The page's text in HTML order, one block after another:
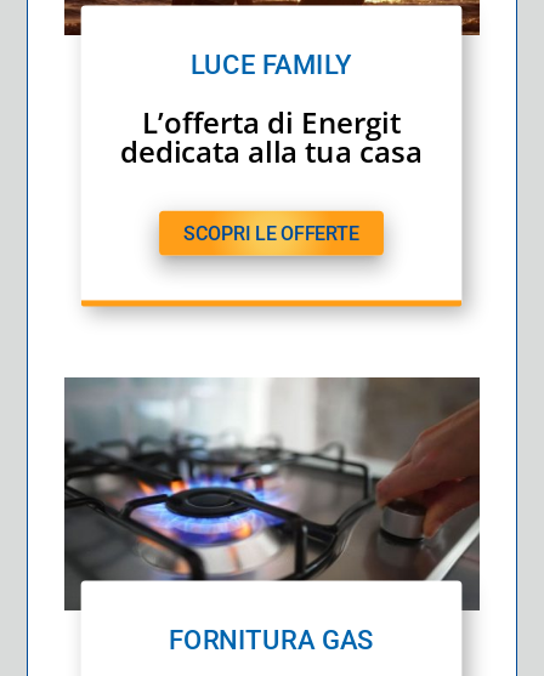
LUCE FAMILY
L’offerta di Energit
dedicata alla tua casa
SCOPRI LE OFFERTE
FORNITURA GAS